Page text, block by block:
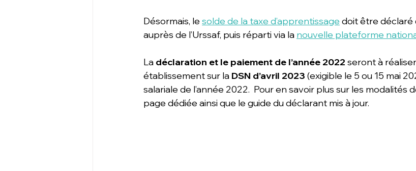
Désormais, le solde de la taxe d’apprentissage doit être
auprès de l’Urssaf, puis réparti via la nouvelle plateforme
La déclaration et le paiement de l’année 2022 seront à
établissement sur la DSN d’avril 2023 (exigible le 5 ou 15 mai
salariale de l’année 2022.  Pour en savoir plus sur les modalités
page dédiée ainsi que le guide du déclarant mis à jour.